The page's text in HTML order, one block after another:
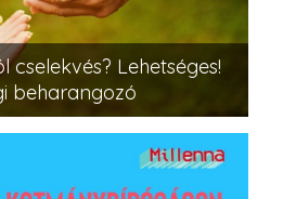
Lehetséges!
beharangozó